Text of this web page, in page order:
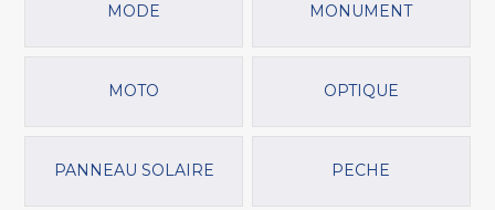
MODE MONUMENT
MOTO OPTIQUE
PANNEAU SOLAIRE PECHE